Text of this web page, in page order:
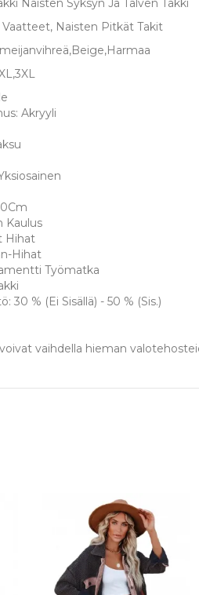
Naisten Syksyn Ja Talven Takki
Naisten Pitkät Takit
Akryyli
Kaulus
Hihat
Hihat
Työmatka
30 % (Ei Sisällä) - 50 % (Sis.)
vaihdella hieman